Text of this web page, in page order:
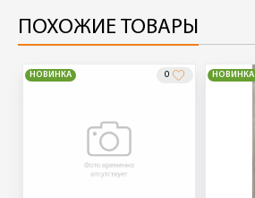
ПОХОЖИЕ ТОВАРЫ
НОВИНКА 0 НОВИНКА